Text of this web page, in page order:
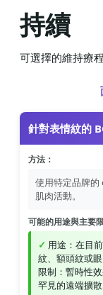
持續
可選擇的維持療
針對表情紋的
方法：
使用特定品牌
肌肉活動。
可能的用途與主要
用途：在目
紋、額頭紋或眼
限制：暫時性
罕見的遠端擴散